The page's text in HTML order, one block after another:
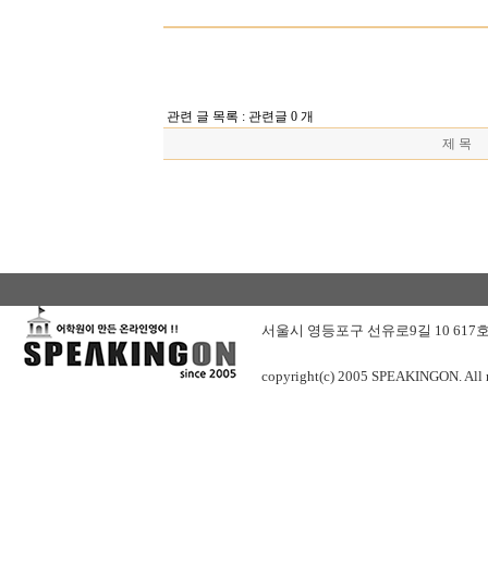
관련 글 목록 : 관련글 0 개
제 목
서울시 영등포구 선유로9길 10 617
copyright(c) 2005 SPEAKINGON. All